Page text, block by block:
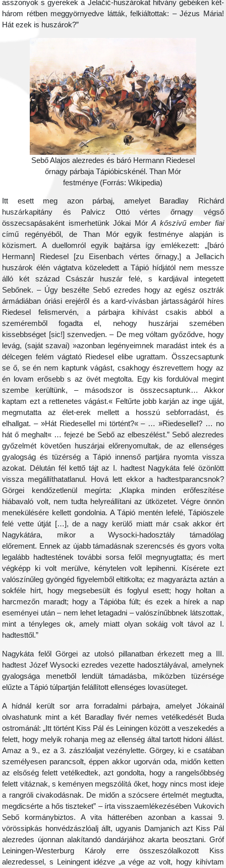
asszonyok s gyerekek a Jelačić-huszárokat hitvány gebéiken két-
három rétben meggyörnyedve látták, felkiáltottak: – Jézus Mária!
Hát ezek is huszárok?”
Sebő Alajos alezredes és báró Hermann Riedesel
őrnagy párbaja Tápióbicskénél. Than Mór
festménye (Forrás: Wikipedia)
Itt esett meg azon párbaj, amelyet Baradlay Richárd
huszárkapitány és Palvicz Ottó vértes őrnagy végső
összecsapásaként ismerhetünk Jókai MórA kőszívű ember fiai
című regényéből, de Than Mór egyik festménye alapján is
közismert. A duellomról egyik bajtársa így emlékezett: „[báró
Hermann] Riedesel [zu Eisenbach vértes őrnagy,] a Jellacich
huszárok élén vágtatva közeledett a Tápió hídjától nem messze
álló két század Császár huszár felé, s kardjával integetett
Sebőnek. – Úgy beszélte Sebő ezredes hogy az egész osztrák
ármádiában óriási erejéről és a kard-vívásban jártasságáról híres
Riedesel felismervén, a párbajra kihívást csakis abból a
szeméremből fogadta el, nehogy huszárjai szemében
kissebbséget [sic!] szenvedjen. – De meg vóltam győződve, hogy
levág, (saját szavai) »azonban legényeimnek maradást intek és a
délcegen felém vágtató Riedesel elibe ugrattam. Összecsaptunk
se ő, se én nem kaptunk vágást, csakhogy észrevettem hogy az
én lovam erősebb s az övét megtolta. Egy kis fordulóval megint
szembe kerültünk, – másodszor is összecsaptunk… Akkor
kaptam ezt a rettenetes vágást.« Feltűrte jobb karján az inge ujját,
megmutatta az élet-erek mellett a hosszú sebforradást, és
elhallgat. – »Hát Riedesellel mi történt?« – … »Riedesellel? … no
hát ő meghalt« … fejezé be Sebő az elbeszélést.” Sebő alezredes
győzelmét követően huszárjai előrenyomultak, de az ellenséges
gyalogság és tüzérség a Tápió innenső partjára nyomta vissza
azokat. Délután fél kettő tájt az I. hadtest Nagykáta felé özönlött
vissza megállíthatatlanul. Hová lett ekkor a hadtestparancsnok?
Görgei kendőzetlenül megírta: „Klapka minden erőfeszítése
hiábavaló volt, nem tudta helyreállítani az ütközetet. Végre önnön
menekülésére kellett gondolnia. A Tápió mentén lefelé, Tápiószele
felé vette útját […], de a nagy kerülő miatt már csak akkor ért
Nagykátára, mikor a Wysocki-hadosztály támadólag
előrement. Ennek az újabb támadásnak szerencsés és gyors volta
legalább hadtestének további sorsa felől megnyugtatta; és mert
végképp ki volt merülve, kénytelen volt lepihenni. Kísérete ezt
valószínűleg gyöngéd figyelemből eltitkolta; ez magyarázta aztán a
sokféle hírt, hogy megsebesült és foglyul esett; hogy holtan a
harcmezőn maradt; hogy a Tápióba fúlt; és ezek a hírek a nap
eseményei után – nem lehet letagadni – valószínűbbnek látszottak,
mint a tényleges ok, amely miatt olyan sokáig volt távol az I.
hadtesttől.”
Nagykáta felől Görgei az utolsó pillanatban érkezett meg a III.
hadtest Józef Wysocki ezredes vezette hadosztályával, amelynek
gyalogsága menetből lendült támadásba, miközben tüzérsége
elűzte a Tápió túlpartján felállított ellenséges lovasüteget.
A hídnál került sor arra forradalmi párbajra, amelyet Jókainál
olvashatunk mint a két Baradlay fivér nemes vetélkedését Buda
ostrománál: „Itt történt Kiss Pál és Leiningen között a veszekedés a
felett, hogy melyik rohanja meg az ellenség által tartott hidoni állást.
Amaz a 9., ez a 3. zászlóaljat vezénylette. Görgey, ki e csatában
személyesen parancsolt, éppen akkor ugorván oda, midőn ketten
az elsőség felett vetélkedtek, azt gondolta, hogy a rangelsőbbség
felett vitáznak, s keményen megszólítá őket, hogy nincs most ideje
a rangróli civakodásnak. De midőn a szócsere értelmét megtudta,
megdicsérte a hős tiszteket” – írta visszaemlékezésében Vukovich
Sebő kormánybiztos. A vita hátterében azonban a kassai 9.
vörössipkás honvédzászlóalj állt, ugyanis Damjanich azt Kiss Pál
alezredes újonnan alakítandó dandárjához akarta beosztani. Gróf
Leiningen-Westerburg Károly erre összeszólalkozott Kiss
alezredessel, s Leiningent idézve „a vége az volt, hogy kihívtam